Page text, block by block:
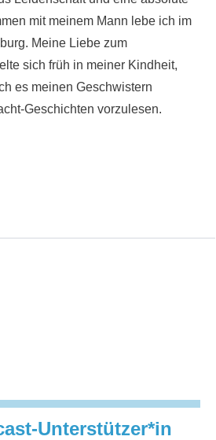
mit meinem Mann lebe ich im
Meine Liebe zum
sich früh in meiner Kindheit,
es meinen Geschwistern
Geschichten vorzulesen.
Unterstützer*in